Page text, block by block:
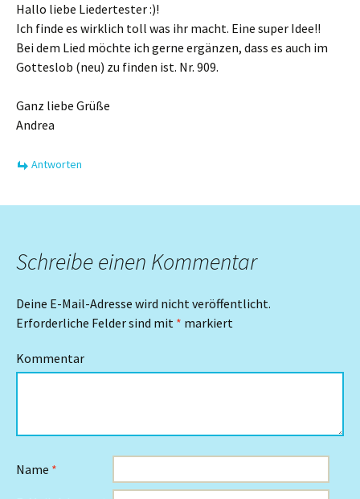
Hallo liebe Liedertester :)!
Ich finde es wirklich toll was ihr macht. Eine super Idee!!
Bei dem Lied möchte ich gerne ergänzen, dass es auch im
Gotteslob (neu) zu finden ist. Nr. 909.
Ganz liebe Grüße
Andrea
Antworten
Schreibe einen Kommentar
Deine E-Mail-Adresse wird nicht veröffentlicht.
Erforderliche Felder sind mit * markiert
Kommentar
Name *